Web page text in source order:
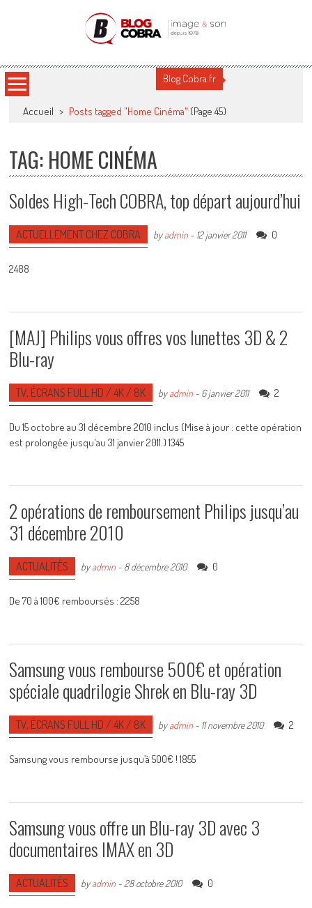
Blog Cobra
Blog Cobra.fr
Accueil > Posts tagged "Home Cinéma" (Page 45)
TAG: HOME CINÉMA
Soldes High-Tech COBRA, top départ aujourd’hui
ACTUELLEMENT CHEZ COBRA byadmin - 12 janvier 2011 0
2488
[MAJ] Philips vous offres vos lunettes 3D & 2
Blu-ray
TV, ÉCRANS FULL HD / 4K / 8K byadmin - 6 janvier 2011 2
Du 15 octobre au 31 décembre 2010 inclus (Mise à jour : cette opération
est prolongée jusqu'au 31 janvier 2011.) 1345
2 opérations de remboursement Philips jusqu’au
31 décembre 2010
ACTUALITÉS byadmin - 8 décembre 2010 0
De 70 à 100€ remboursés : 2258
Samsung vous rembourse 500€ et opération
spéciale quadrilogie Shrek en Blu-ray 3D
TV, ÉCRANS FULL HD / 4K / 8K byadmin - 11 novembre 2010 2
Samsung vous rembourse jusqu’à 500€ ! 1855
Samsung vous offre un Blu-ray 3D avec 3
documentaires IMAX en 3D
ACTUALITÉS byadmin - 28 octobre 2010 0